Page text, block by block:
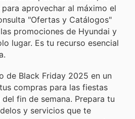
aprovechar al máximo el
"Ofertas y Catálogos"
promociones de Hyundai y
lugar. Es tu recurso esencial
de Black Friday 2025 en un
compras para las fiestas
fin de semana. Prepara tu
y servicios que te